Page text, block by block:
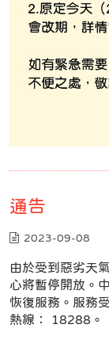
通告
2023-09-08
由於受到惡劣天
心將暫停開放。
恢復服務。服務
熱線： 18288。